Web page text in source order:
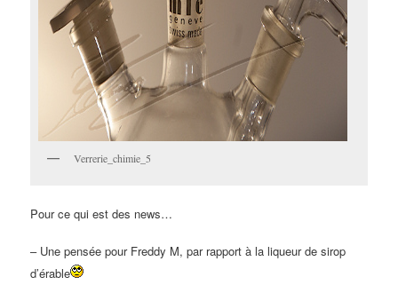
Verrerie_chimie_5
Pour ce qui est des news…
– Une pensée pour Freddy M, par rapport à la liqueur de sirop
d’érable